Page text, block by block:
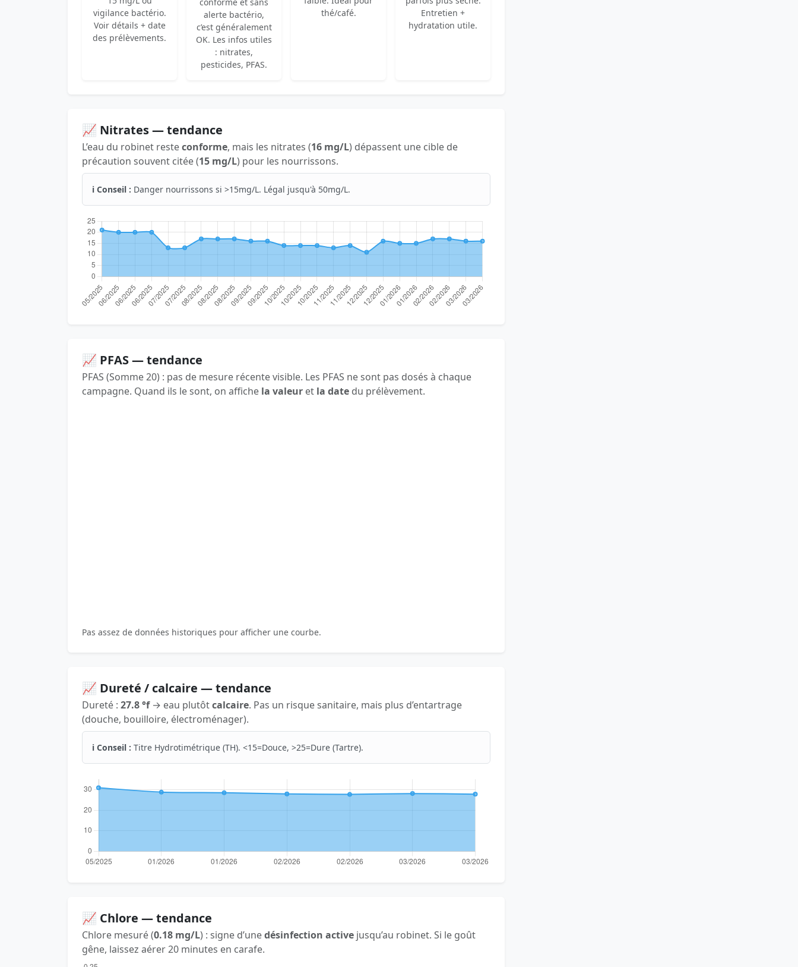
vigilance bactério.
Voir détails + date
des prélèvements.
alerte bactério,
c’est généralement
OK. Les infos utiles
: nitrates,
pesticides, PFAS.
thé/café.
Entretien +
hydratation utile.
📈 Nitrates — tendance
L’eau du robinet resteconforme, mais les nitrates (16 mg/L) dépassent une cible de
précaution souvent citée (15 mg/L) pour les nourrissons.
ℹ️ Conseil : Danger nourrissons si >15mg/L. Légal jusqu'à 50mg/L.
📈 PFAS — tendance
PFAS (Somme 20) : pas de mesure récente visible. Les PFAS ne sont pas dosés à chaque
campagne. Quand ils le sont, on affiche la valeur et la date du prélèvement.
Pas assez de données historiques pour afficher une courbe.
📈 Dureté / calcaire — tendance
Dureté : 27.8 °f→ eau plutôtcalcaire. Pas un risque sanitaire, mais plus d’entartrage
(douche, bouilloire, électroménager).
ℹ️ Conseil : Titre Hydrotimétrique (TH). <15=Douce, >25=Dure (Tartre).
📈 Chlore — tendance
Chlore mesuré (0.18 mg/L) : signe d’unedésinfection active jusqu’au robinet. Si le goût
gêne, laissez aérer 20 minutes en carafe.